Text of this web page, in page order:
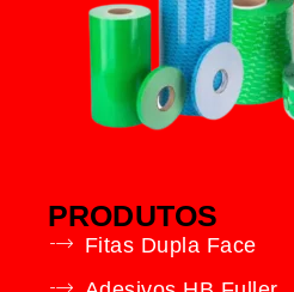
PRODUTOS
Fitas Dupla Face